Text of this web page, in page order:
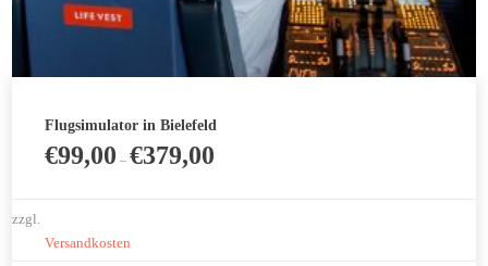
Flugsimulator in Bielefeld
€99,00 –€379,00
zzgl.
Versandkosten